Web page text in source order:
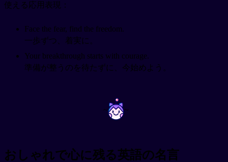
使える応用表現：
Face the fear, find the freedom.
一歩ずつ、着実に。
Your breakthrough starts with courage.
準備が整うのを待たずに、今始めよう。
~ ~
おしゃれで心に残る英語の名言